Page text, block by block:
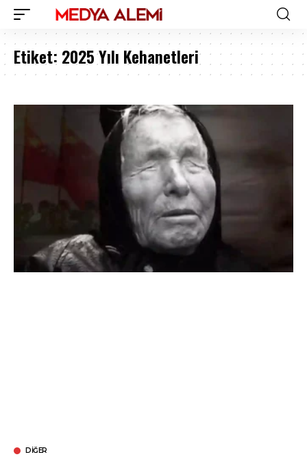
Etiket: 2025 Yılı Kehanetleri
DIĞER